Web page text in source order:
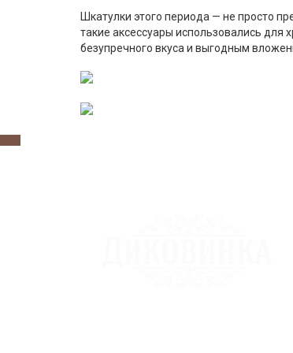
Шкатулки этого периода — не просто
такие аксессуары использовались
безупречного вкуса и выгодным